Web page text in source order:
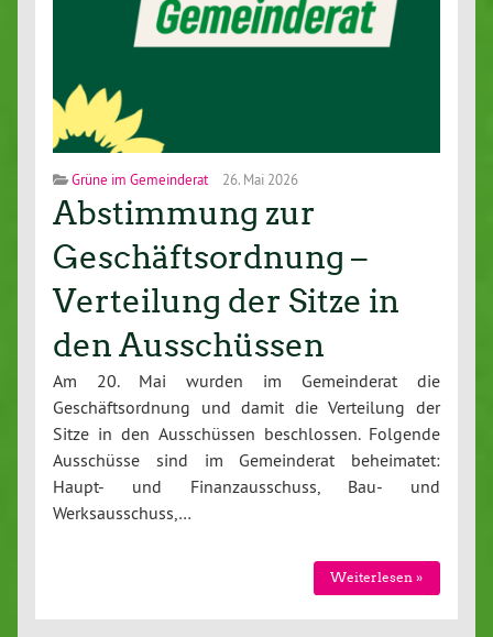
Grüne im Gemeinderat 26. Mai 2026
Abstimmung zur
Geschäftsordnung –
Verteilung der Sitze in
den Ausschüssen
Am 20. Mai wurden im Gemeinderat die
Geschäftsordnung und damit die Verteilung der
Sitze in den Ausschüssen beschlossen. Folgende
Ausschüsse sind im Gemeinderat beheimatet:
Haupt- und Finanzausschuss, Bau- und
Werksausschuss,…
Weiterlesen »